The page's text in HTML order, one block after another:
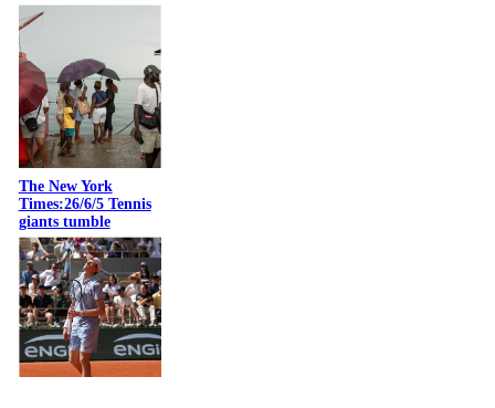
The New York
Times:26/6/5 Tennis
giants tumble